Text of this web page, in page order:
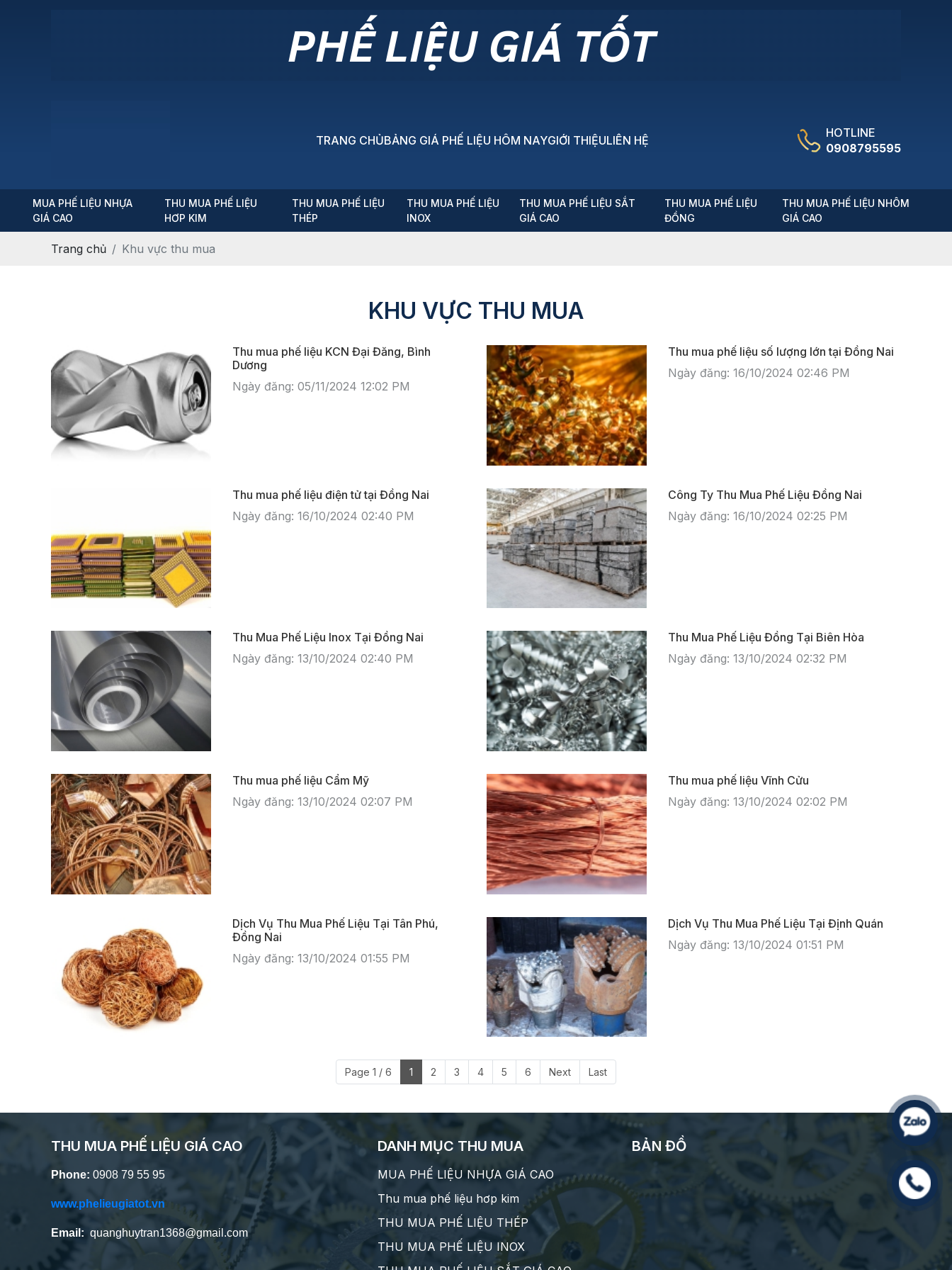
TRANG CHỦBẢNG GIÁ PHẾ LIỆU HÔM NAYGIỚI THIỆULIÊN HỆ
HOTLINE
0908795595
MUA PHẾ LIỆU NHỰA
GIÁ CAO
THU MUA PHẾ LIỆU
HƠP KIM
THU MUA PHẾ LIỆU
THÉP
THU MUA PHẾ LIỆU
INOX
THU MUA PHẾ LIỆU SẮT
GIÁ CAO
THU MUA PHẾ LIỆU
ĐỒNG
THU MUA PHẾ LIỆU NHÔM
GIÁ CAO
Trang chủ Khu vực thu mua
KHU VỰC THU MUA
Thu mua phế liệu KCN Đại Đăng, Bình
Dương
Ngày đăng: 05/11/2024 12:02 PM
Thu mua phế liệu số lượng lớn tại Đồng Nai
Ngày đăng: 16/10/2024 02:46 PM
Thu mua phế liệu điện tử tại Đồng Nai
Ngày đăng: 16/10/2024 02:40 PM
Công Ty Thu Mua Phế Liệu Đồng Nai
Ngày đăng: 16/10/2024 02:25 PM
Thu Mua Phế Liệu Inox Tại Đồng Nai
Ngày đăng: 13/10/2024 02:40 PM
​​​​​​​Thu Mua Phế Liệu Đồng Tại Biên Hòa
Ngày đăng: 13/10/2024 02:32 PM
Thu mua phế liệu Cẩm Mỹ
Ngày đăng: 13/10/2024 02:07 PM
Thu mua phế liệu Vĩnh Cửu
Ngày đăng: 13/10/2024 02:02 PM
Dịch Vụ Thu Mua Phế Liệu Tại Tân Phú,
Đồng Nai
Ngày đăng: 13/10/2024 01:55 PM
Dịch Vụ Thu Mua Phế Liệu Tại Định Quán
Ngày đăng: 13/10/2024 01:51 PM
Page 1 / 6 1 2 3 4 5 6 Next Last
THU MUA PHẾ LIỆU GIÁ CAO
Phone: 0908 79 55 95
www.phelieugiatot.vn
Email: quanghuytran1368@gmail.com
DANH MỤC THU MUA
MUA PHẾ LIỆU NHỰA GIÁ CAO
Thu mua phế liệu hơp kim
THU MUA PHẾ LIỆU THÉP
THU MUA PHẾ LIỆU INOX
BẢN ĐỒ